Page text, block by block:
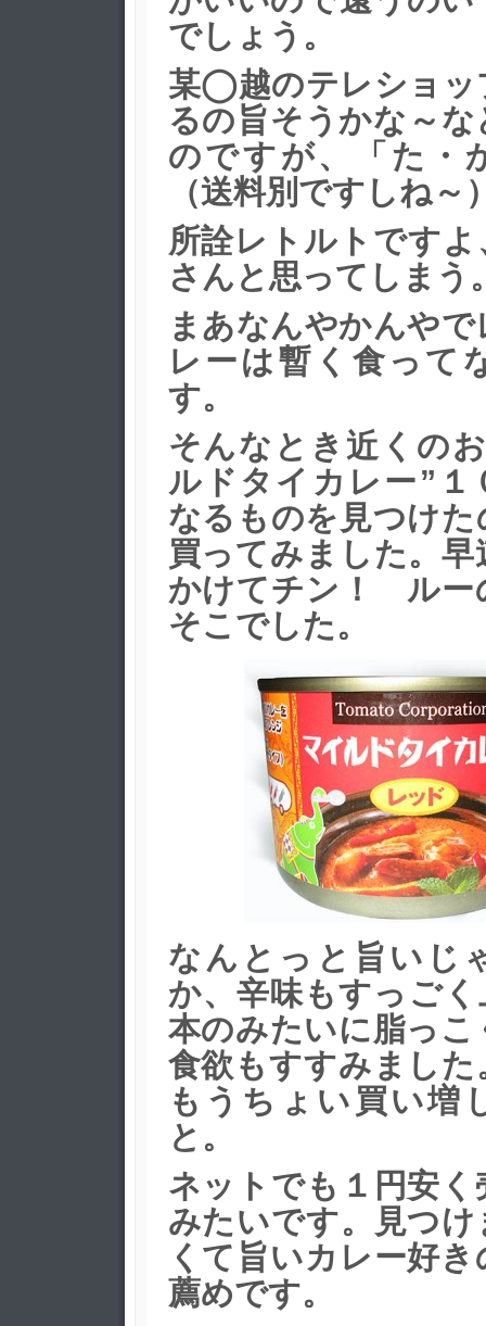
でしょう。
某◯越のテレショッ
るの旨そうかな～
のですが、
「た・
（送料別ですしね～
所詮レトルトです
さんと思ってしまう
まあなんやかんや
レーは暫く食って
す。
そんなとき近くの
ルドタイカレー”１
なるものを見つけ
買ってみました。
かけてチン！ ルー
そこでした。
なんとっと旨いじ
か、辛味もすっご
本のみたいに脂っこ
食欲もすすみまし
もうちょい買い増
と。
ネットでも１円安
みたいです。見つ
くて旨いカレー好
薦めです。